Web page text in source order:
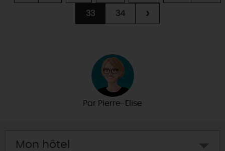
33 34 ›
Par Pierre-Elise
Mon hôtel